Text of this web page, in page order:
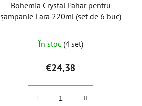
Bohemia Crystal Pahar pentru
șampanie Lara 220ml (set de 6 buc)
În stoc (4 set)
€24,38